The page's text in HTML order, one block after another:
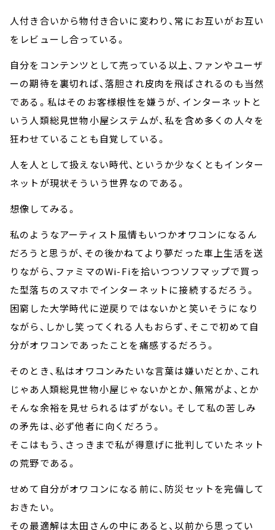
人付き合いから物付き合いに変わり、常にお互いがお互い
をレビューし合っている。
自分をコンテンツとして売っている以上、ファンやユーザ
ーの期待を裏切れば、落胆され皮肉を飛ばされるのも当然
である。私はそのお客様根性を嫌うが、インターネットと
いう人類総見世物小屋システムが、私を含め多くの人々を
狂わせていることも自覚している。
人を人として扱えない時代、というか少なくともインター
ネットが現状そういう世界なのである。
想像してみる。
私のようなアーティスト風情もいつかオワコンになるん
だろうと思うが、その後かねてより夢だった車上生活を送
りながら、ファミマのWi-Fiを拾いつつソフマップで買っ
た型落ちのスマホでインターネットに接続するだろう。
困窮した大学時代に逆戻りではないかと笑いそうになり
ながら、しかし笑ってくれる人もおらず、そこで初めて自
分がオワコンであったことを痛感するだろう。
そのとき、私はオワコンみたいな言葉は嫌いだとか、これ
じゃあ人類総見世物小屋じゃないかとか、無常がよ、とか
そんな余裕を見せられるはずがない。そして私の苦しみ
の矛先は、必ず他者に向くだろう。
そこはもう、さっきまで私が得意げに批判していたネット
の荒野である。
せめて自分がオワコンになる前に、防災セットを完備して
おきたい。
その最適解は太田さんの中にあると、以前から思ってい